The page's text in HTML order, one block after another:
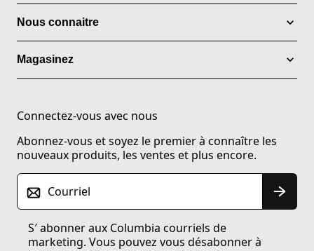
Nous connaitre
Magasinez
Connectez-vous avec nous
Abonnez-vous et soyez le premier à connaître les
nouveaux produits, les ventes et plus encore.
Courriel
S′ abonner aux Columbia courriels de
marketing. Vous pouvez vous désabonner à